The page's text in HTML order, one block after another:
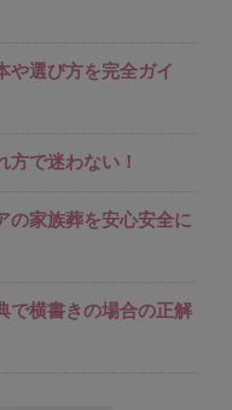
や選び方を完全ガイ
方で迷わない！
の家族葬を安心安全に
で横書きの場合の正解